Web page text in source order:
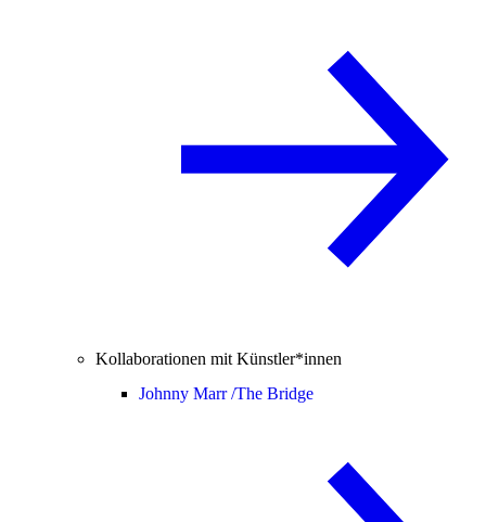
Kollaborationen mit Künstler*innen
Johnny Marr /The Bridge